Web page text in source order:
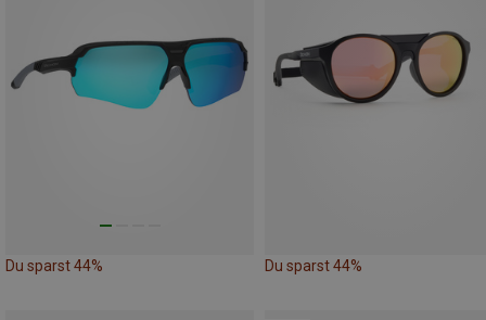
Du sparst 44% Du sparst 44%